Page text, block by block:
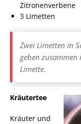
Zitronenverbene
3 Limetten
Zwei Limetten in
geben
Limette.
Kräutertee
Kräuter und